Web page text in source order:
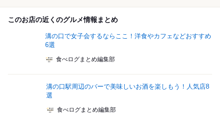
このお店の近くのグルメ情報まとめ
溝の口で女子会するならここ！洋食やカフェなどおすすめ
6選
食べログまとめ編集部
溝の口駅周辺のバーで美味しいお酒を楽しもう！人気店8
選
食べログまとめ編集部